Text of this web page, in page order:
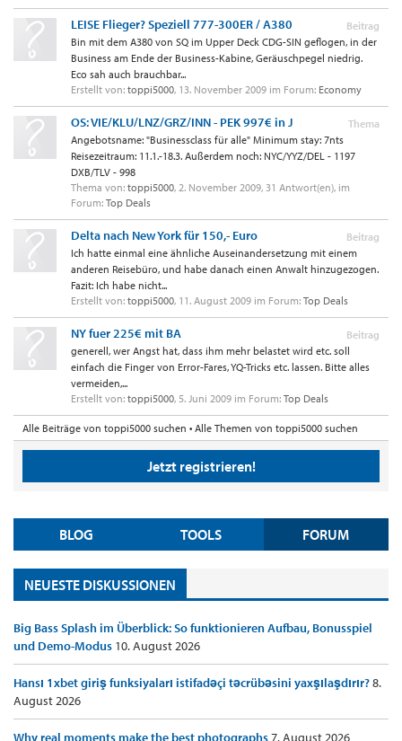
Beitrag
LEISE Flieger? Speziell 777-300ER / A380
Bin mit dem A380 von SQ im Upper Deck CDG-SIN geflogen, in der
Business am Ende der Business-Kabine, Geräuschpegel niedrig.
Eco sah auch brauchbar...
Erstellt von: toppi5000, 13. November 2009 im Forum: Economy
Thema
OS: VIE/KLU/LNZ/GRZ/INN - PEK 997€ in J
Angebotsname: "Businessclass für alle" Minimum stay: 7nts
Reisezeitraum: 11.1.-18.3. Außerdem noch: NYC/YYZ/DEL - 1197
DXB/TLV - 998
Thema von: toppi5000, 2. November 2009, 31 Antwort(en), im
Forum: Top Deals
Beitrag
Delta nach New York für 150,- Euro
Ich hatte einmal eine ähnliche Auseinandersetzung mit einem
anderen Reisebüro, und habe danach einen Anwalt hinzugezogen.
Fazit: Ich habe nicht...
Erstellt von: toppi5000, 11. August 2009 im Forum: Top Deals
Beitrag
NY fuer 225€ mit BA
generell, wer Angst hat, dass ihm mehr belastet wird etc. soll
einfach die Finger von Error-Fares, YQ-Tricks etc. lassen. Bitte alles
vermeiden,...
Erstellt von: toppi5000, 5. Juni 2009 im Forum: Top Deals
Alle Beiträge von toppi5000 suchen Alle Themen von toppi5000 suchen
Jetzt registrieren!
BLOG TOOLS FORUM
NEUESTE DISKUSSIONEN
Big Bass Splash im Überblick: So funktionieren Aufbau, Bonusspiel
und Demo-Modus 10. August 2026
Hansı 1xbet giriş funksiyaları istifadəçi təcrübəsini yaxşılaşdırır?8.
August 2026
Why real moments make the best photographs7. August 2026